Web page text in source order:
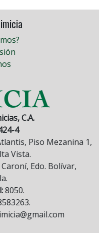
C.A.
4
Piso Mezanina 1,
Vista.
Edo. Bolívar,
8050.